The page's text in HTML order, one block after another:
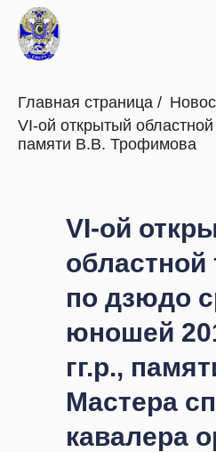
Главная страница /
VI-ой открытый
памяти В.В. Трофимова
VI-ой
областной
по дзюдо
юношей
гг.р.,
Мастера
кавалера